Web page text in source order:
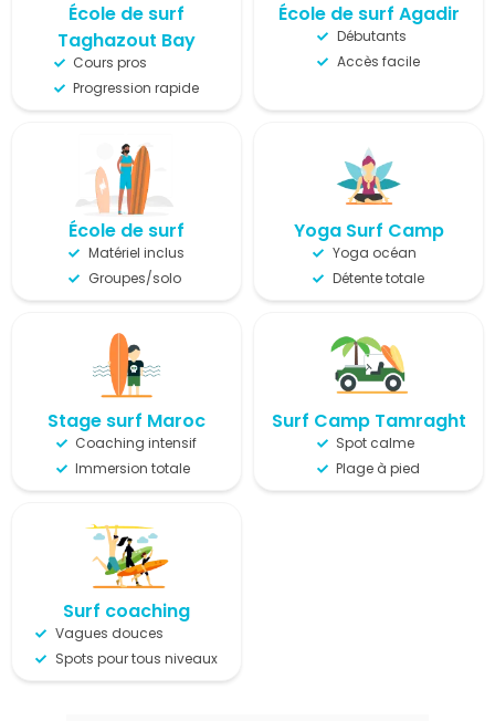
École de surf
Taghazout Bay
Cours pros
Progression rapide
École de surf Agadir
Débutants
Accès facile
École de surf
Matériel inclus
Groupes/solo
Yoga Surf Camp
Yoga océan
Détente totale
Stage surf Maroc
Coaching intensif
Immersion totale
Surf Camp Tamragh​t
Spot calme
Plage à pied
Surf coaching
Vagues douces
Spots pour tous niveaux